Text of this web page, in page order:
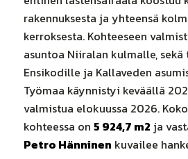
rakennuksesta ja yhteensä
kerroksesta. Kohteeseen
asuntoa Niiralan kulmalle,
Ensikodille ja Kallaveden
Työmaa käynnistyi keväällä
valmistua elokuussa 2026.
kohteessa on 5 924,7 m2 ja
Petro Hänninen kuvailee